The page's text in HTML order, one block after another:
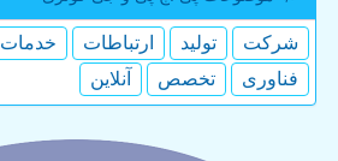
شركت تولید ارتباطات خدمات
فناوری
تخصص آنلاین